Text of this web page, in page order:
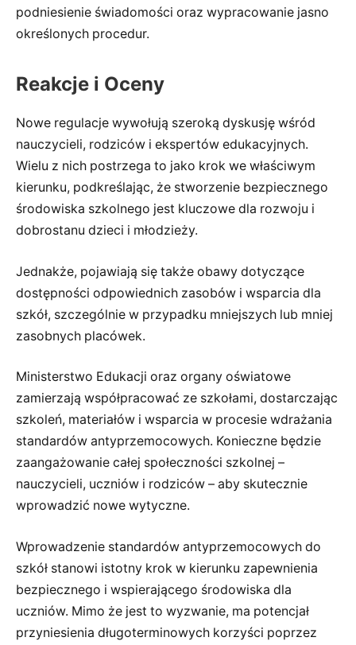
podniesienie świadomości oraz wypracowanie jasno
określonych procedur.
Reakcje i Oceny
Nowe regulacje wywołują szeroką dyskusję wśród
nauczycieli, rodziców i ekspertów edukacyjnych.
Wielu z nich postrzega to jako krok we właściwym
kierunku, podkreślając, że stworzenie bezpiecznego
środowiska szkolnego jest kluczowe dla rozwoju i
dobrostanu dzieci i młodzieży.
Jednakże, pojawiają się także obawy dotyczące
dostępności odpowiednich zasobów i wsparcia dla
szkół, szczególnie w przypadku mniejszych lub mniej
zasobnych placówek.
Ministerstwo Edukacji oraz organy oświatowe
zamierzają współpracować ze szkołami, dostarczając
szkoleń, materiałów i wsparcia w procesie wdrażania
standardów antyprzemocowych. Konieczne będzie
zaangażowanie całej społeczności szkolnej –
nauczycieli, uczniów i rodziców – aby skutecznie
wprowadzić nowe wytyczne.
Wprowadzenie standardów antyprzemocowych do
szkół stanowi istotny krok w kierunku zapewnienia
bezpiecznego i wspierającego środowiska dla
uczniów. Mimo że jest to wyzwanie, ma potencjał
przyniesienia długoterminowych korzyści poprzez